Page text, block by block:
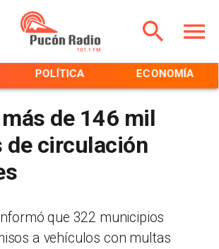
POLÍTICA ECONOMÍA
de 146 mil
de circulación
que 322 municipios
a vehículos con multas